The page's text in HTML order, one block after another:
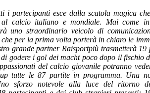
i partecipanti esce dalla scatola magica
al calcio italiano e mondiale. Mai come
uno straordinario veicolo di
che per la prima volta porterà in chiaro le
grande partner Raisportpiù trasmetterà
godere i gol dei macht poco dopo il fischio
del calcio giovanile potranno
tutte le 87 partite in programma. Una
sforzo notevole alla luce del ritorno